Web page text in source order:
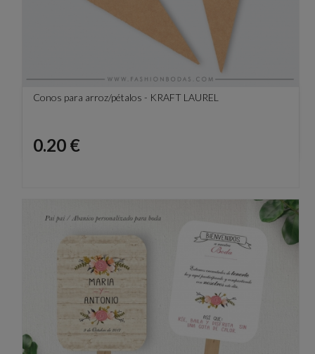
Conos para arroz/pétalos - KRAFT LAUREL
Precio
0.20 €